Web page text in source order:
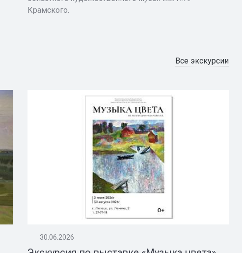
Крамского.
Все экскурсии
30.06.2026